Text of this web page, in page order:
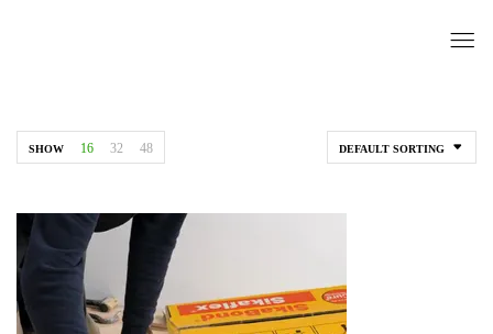
DEFAULT SORTING
SHOW 16 32 48